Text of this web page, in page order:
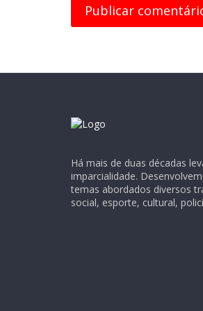
Há mais de duas décadas
imparcialidade.
temas abordados diversos
social, esporte, cultural,